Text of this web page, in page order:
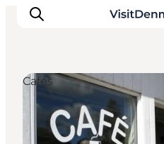
Inspirations
Destinations
Cafés